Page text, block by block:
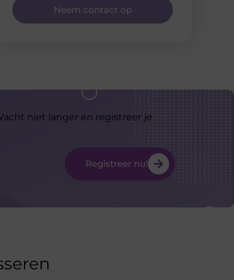
Neem contact op
niet langer en registreer je
Registreer nu!